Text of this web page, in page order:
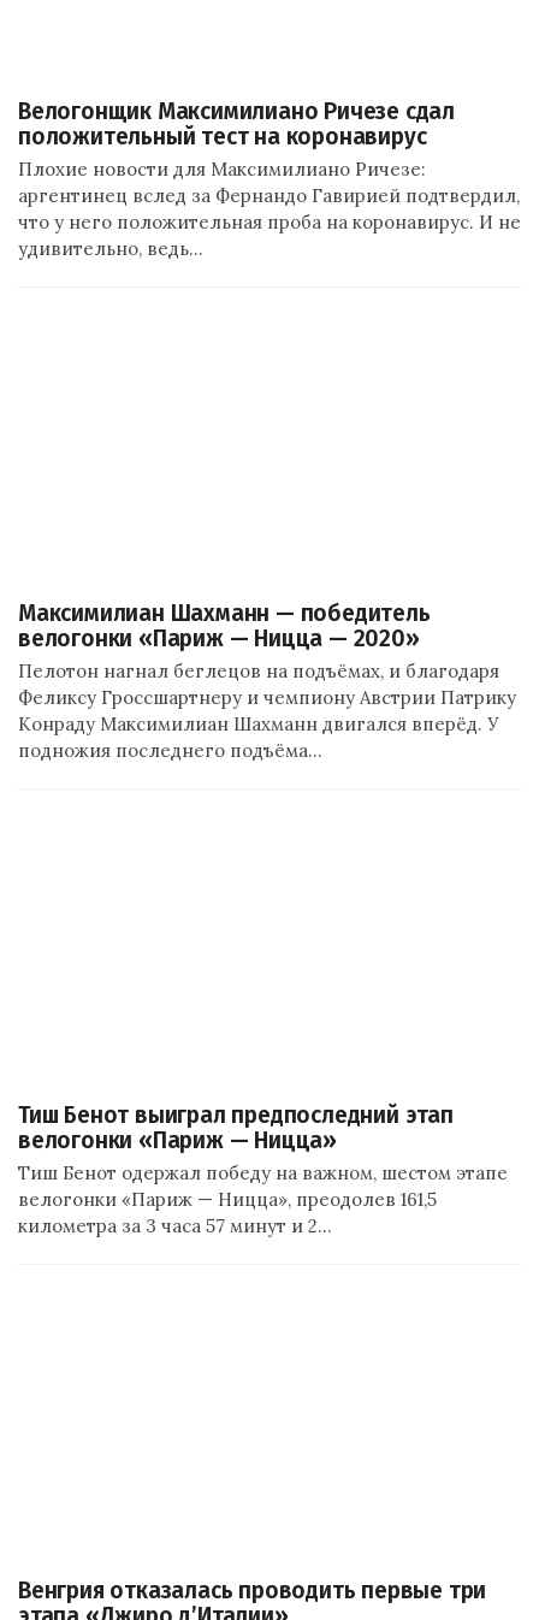
Велогонщик Максимилиано Ричезе сдал
положительный тест на коронавирус
Плохие новости для Максимилиано Ричезе:
аргентинец вслед за Фернандо Гавирией подтвердил,
что у него положительная проба на коронавирус. И не
удивительно, ведь…
Максимилиан Шахманн — победитель
велогонки «Париж — Ницца — 2020»
Пелотон нагнал беглецов на подъёмах, и благодаря
Феликсу Гроссшартнеру и чемпиону Австрии Патрику
Конраду Максимилиан Шахманн двигался вперёд. У
подножия последнего подъёма…
Тиш Бенот выиграл предпоследний этап
велогонки «Париж — Ницца»
Тиш Бенот одержал победу на важном, шестом этапе
велогонки «Париж — Ницца», преодолев 161,5
километра за 3 часа 57 минут и 2…
Венгрия отказалась проводить первые три